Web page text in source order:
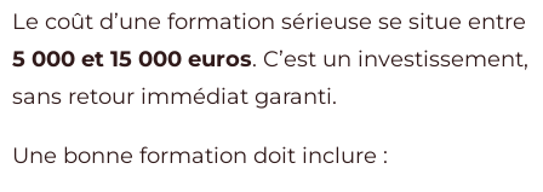
Le coût d’une formation sérieuse se situe entre
5 000 et 15 000 euros. C’est un investissement,
sans retour immédiat garanti.
Une bonne formation doit inclure :